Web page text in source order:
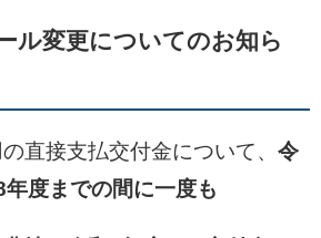
ル変更についてのお知ら
直接支払交付金について、 令
度までの間に一度も